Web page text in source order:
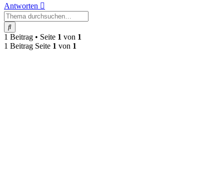
Antworten
Suche
1 Beitrag • Seite 1 von 1
1 Beitrag Seite 1 von 1